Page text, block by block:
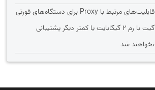
قابلیت‌های مرتبط با Proxy برای دستگاه‌های فورتی
گیت با رم 2 گیگابایت یا کمتر دیگر پشتیبانی
نخواهند شد